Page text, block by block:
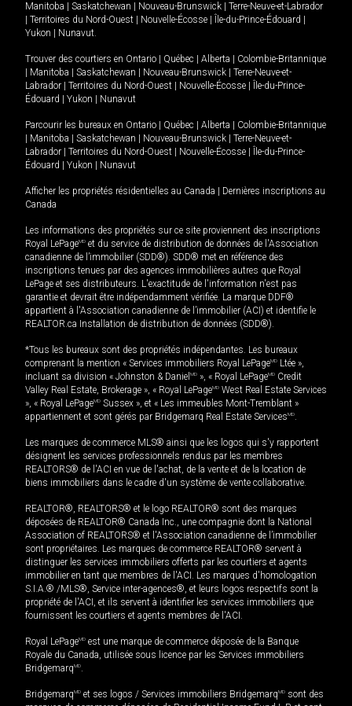
Manitoba
Saskatchewan Nouveau-Brunswick
Terre-Neuve-et-Labrador
Territoires du Nord-Ouest Nouvelle-Écosse Île-du-Prince-Édouard
Yukon
Nunavut.
Trouver des courtiers en Ontario Québec Alberta
Colombie-Britannique
Manitoba Saskatchewan Nouveau-Brunswick
Terre-Neuve-et-
Labrador
Territoires du Nord-Ouest Nouvelle-Écosse
Île-du-Prince-
Édouard
Yukon Nunavut
Parcourir les bureaux en Ontario Québec Alberta
Colombie-Britannique
Manitoba Saskatchewan Nouveau-Brunswick
Terre-Neuve-et-
Labrador
Territoires du Nord-Ouest Nouvelle-Écosse
Île-du-Prince-
Édouard
Yukon Nunavut
Afficher les propriétés résidentielles au Canada
Dernières inscriptions au
Canada
Les informations des propriétés sur ce site proviennent des inscriptions
Royal LePageMD et du service de distribution de données de l'Association
canadienne de l’immobilier (SDD®). SDD® met en référence des
inscriptions tenues par des agences immobilières autres que Royal
LePage et ses distributeurs. L'exactitude de l'information n'est pas
garantie et devrait être indépendamment vérifiée. La marque DDF®
appartient à l'Association canadienne de l’immobilier (ACI) et identifie le
REALTOR.ca Installation de distribution de données (SDD®).
*Tous les bureaux sont des propriétés indépendantes. Les bureaux
comprenant la mention « Services immobiliers Royal LePageMD Ltée »,
incluant sa division « Johnston & Daniel MD », « Royal LePageMD Credit
Valley Real Estate, Brokerage », « Royal LePageMD West Real Estate Services
», « Royal LePageMD Sussex », et « Les immeubles Mont-Tremblant »
appartiennent et sont gérés par Bridgemarq Real Estate ServicesMD.
Les marques de commerce MLS® ainsi que les logos qui s'y rapportent
désignent les services professionnels rendus par les membres
REALTORS® de l'ACI en vue de l'achat, de la vente et de la location de
biens immobiliers dans le cadre d'un système de vente collaborative.
REALTOR®, REALTORS® et le logo REALTOR® sont des marques
déposées de REALTOR® Canada Inc., une compagnie dont la National
Association of REALTORS® et l'Association canadienne de l’immobilier
sont propriétaires. Les marques de commerce REALTOR® servent à
distinguer les services immobiliers offerts par les courtiers et agents
immobilier en tant que membres de l'ACI. Les marques d'homologation
S.I.A.® /MLS®, Service inter-agences®, et leurs logos respectifs sont la
propriété de l'ACI, et ils servent à identifier les services immobiliers que
fournissent les courtiers et agents membres de l'ACI.
Royal LePageMD est une marque de commerce déposée de la Banque
Royale du Canada, utilisée sous licence par les Services immobiliers
BridgemarqMD.
BridgemarqMD et ses logos / Services immobiliers BridgemarqMD sont des